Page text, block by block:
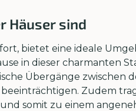
Häuser sind
bietet eine ideale
in dieser charmanten
Übergänge zwischen
Zudem
somit zu einem